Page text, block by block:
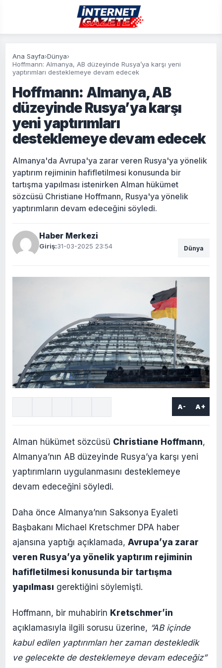
Ana Sayfa›Dünya›
Hoffmann: Almanya, AB düzeyinde Rusya’ya karşı yeni
yaptırımları desteklemeye devam edecek
Hoffmann: Almanya, AB
düzeyinde Rusya’ya karşı
yeni yaptırımları
desteklemeye devam edecek
Almanya'da Avrupa'ya zarar veren Rusya'ya yönelik
yaptırım rejiminin hafifletilmesi konusunda bir
tartışma yapılması istenirken Alman hükümet
sözcüsü Christiane Hoffmann, Rusya'ya yönelik
yaptırımların devam edeceğini söyledi.
Haber Merkezi
Giriş:31-03-2025 23:54 Dünya
A- A+
Alman hükümet sözcüsü Christiane Hoffmann,
Almanya’nın AB düzeyinde Rusya’ya karşı yeni
yaptırımların uygulanmasını desteklemeye
devam edeceğini söyledi.
Daha önce Almanya’nın Saksonya Eyaleti
Başbakanı Michael Kretschmer DPA haber
ajansına yaptığı açıklamada, Avrupa’ya zarar
veren Rusya’ya yönelik yaptırım rejiminin
hafifletilmesi konusunda bir tartışma
yapılması gerektiğini söylemişti.
Hoffmann, bir muhabirin Kretschmer’in
açıklamasıyla ilgili sorusu üzerine, “AB içinde
kabul edilen yaptırımları her zaman destekledik
ve gelecekte de desteklemeye devam edeceğiz”